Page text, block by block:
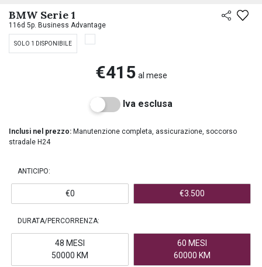
BMW Serie 1
116d 5p. Business Advantage
SOLO 1 DISPONIBILE
€415 al mese
Iva esclusa
Inclusi nel prezzo: Manutenzione completa, assicurazione, soccorso
stradale H24
ANTICIPO:
€0 €3.500
DURATA/PERCORRENZA:
48 MESI
50000 KM
60 MESI
60000 KM